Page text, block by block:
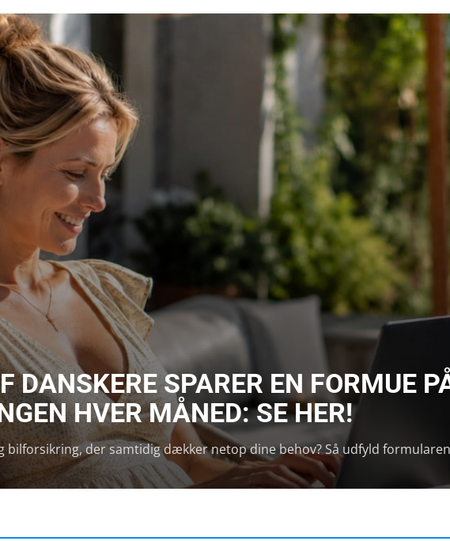
DANSKERE SPARER EN FORMUE
HVER MÅNED: SE HER!
bilforsikring, der samtidig dækker netop dine behov? Så udfyld